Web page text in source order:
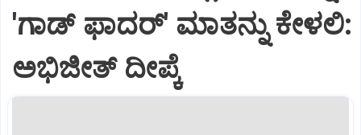
'ಗಾಡ್ ಫಾದರ್' ಮಾತನ್ನು ಕೇಳಲಿ:
ಅಭಿಜೀತ್ ದೀಪ್ಕೆ